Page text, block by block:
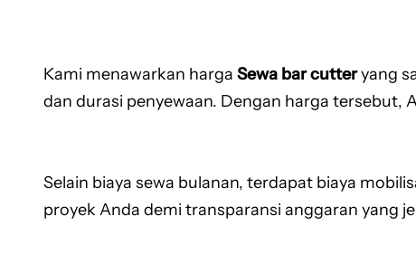
Kami menawarkan harga Sewa bar cutteryang
dan durasi penyewaan. Dengan harga
Selain biaya sewa bulanan, terdapat biaya
proyek Anda demi transparansi anggaran yang